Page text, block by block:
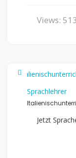
Views:
Sprachlehrer
Jetzt